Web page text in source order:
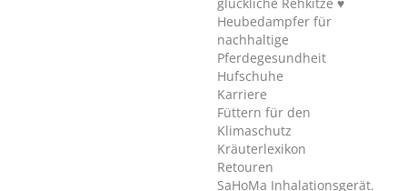
Heubedampfer für
nachhaltige
Pferdegesundheit
Hufschuhe
Karriere
Füttern für den
Klimaschutz
Kräuterlexikon
Retouren
SaHoMa Inhalationsgerät.